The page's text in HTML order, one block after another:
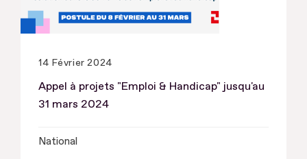
14 Février 2024
Appel à projets "Emploi & Handicap" jusqu'au
31 mars 2024
National